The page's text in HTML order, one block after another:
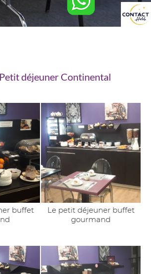
déjeuner Continental
buffet
Le petit déjeuner buffet
gourmand